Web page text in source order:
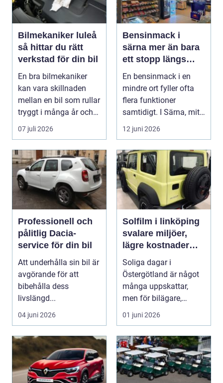
Bilmekaniker luleå
så hittar du rätt
verkstad för din bil
En bra bilmekaniker
kan vara skillnaden
mellan en bil som rullar
tryggt i många år och
återkommande ...
07 juli 2026
Bensinmack i
särna mer än bara
ett stopp längs
vägen
En bensinmack i en
mindre ort fyller ofta
flera funktioner
samtidigt. I Särna, mitt
i norra Dalarna,...
12 juni 2026
Professionell och
pålitlig Dacia-
service för din bil
Att underhålla sin bil är
avgörande för att
bibehålla dess
livslängd...
04 juni 2026
Solfilm i linköping
svalare miljöer,
lägre kostnader
och bättre komfort
Soliga dagar i
Östergötland är något
många uppskattar,
men för bilägare,
båtägare och
fastighetsförv...
01 juni 2026